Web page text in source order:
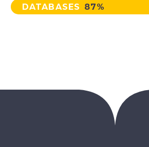
DATABASES 87%